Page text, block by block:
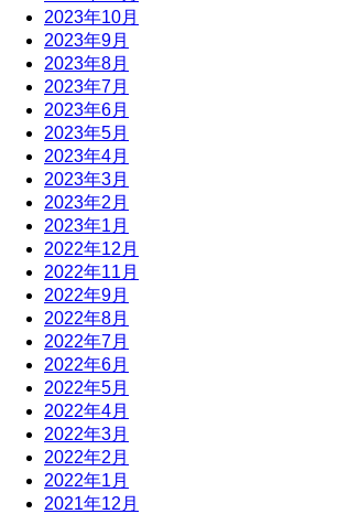
2023年10月
2023年9月
2023年8月
2023年7月
2023年6月
2023年5月
2023年4月
2023年3月
2023年2月
2023年1月
2022年12月
2022年11月
2022年9月
2022年8月
2022年7月
2022年6月
2022年5月
2022年4月
2022年3月
2022年2月
2022年1月
2021年12月